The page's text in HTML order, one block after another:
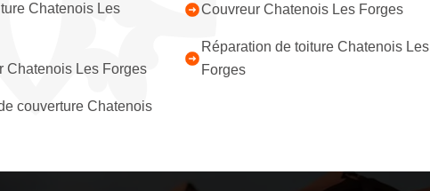
Chatenois Les
Chatenois Les Forges
couverture Chatenois
Couvreur Chatenois Les Forges
Réparation de toiture Chatenois Les
Forges